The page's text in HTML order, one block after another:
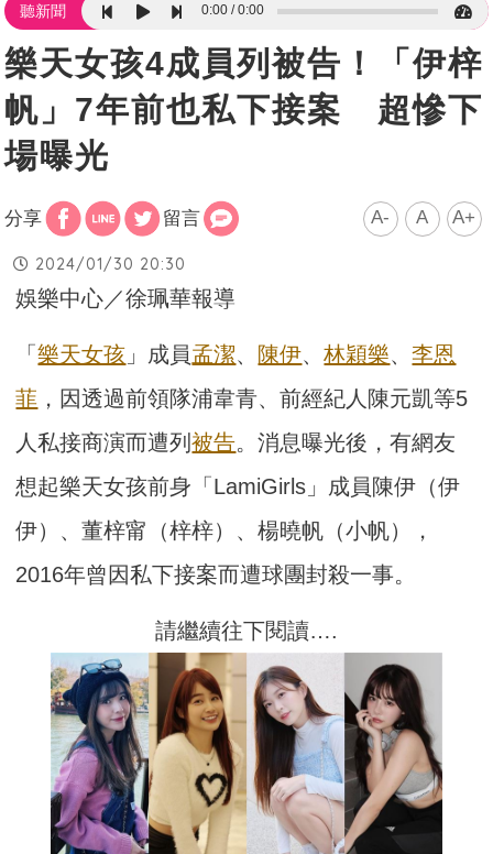
聽新聞 0:00 0:00
樂天女孩4成員列被告！「伊梓
帆」7年前也私下接案 超慘下
場曝光
分享 留言 A- A A+
2024/01/30 20:30
娛樂中心／徐珮華報導
「樂天女孩 」成員孟潔、 陳伊、林穎樂、李恩
菲 ，因透過前領隊浦韋青、前經紀人陳元凱等5
人私接商演而遭列被告。消息曝光後，有網友
想起樂天女孩前身「LamiGirls」成員陳伊（伊
伊）、董梓甯（梓梓）、楊曉帆（小帆），
2016年曾因私下接案而遭球團封殺一事。
請繼續往下閱讀….